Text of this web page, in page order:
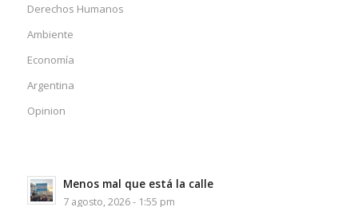
Derechos Humanos
Ambiente
Economía
Argentina
Opinion
Menos mal que está la calle
7 agosto, 2026 - 1:55 pm